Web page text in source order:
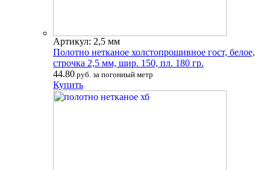
Артикул: 2,5 мм
Полотно нетканое холстопрошивное гост, белое,
строчка 2,5 мм, шир. 150, пл. 180 гр.
44.80 руб. за погонный метр
Купить